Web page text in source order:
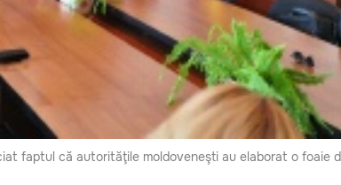
faptul că autorităţile moldoveneşti au elaborat o foaie